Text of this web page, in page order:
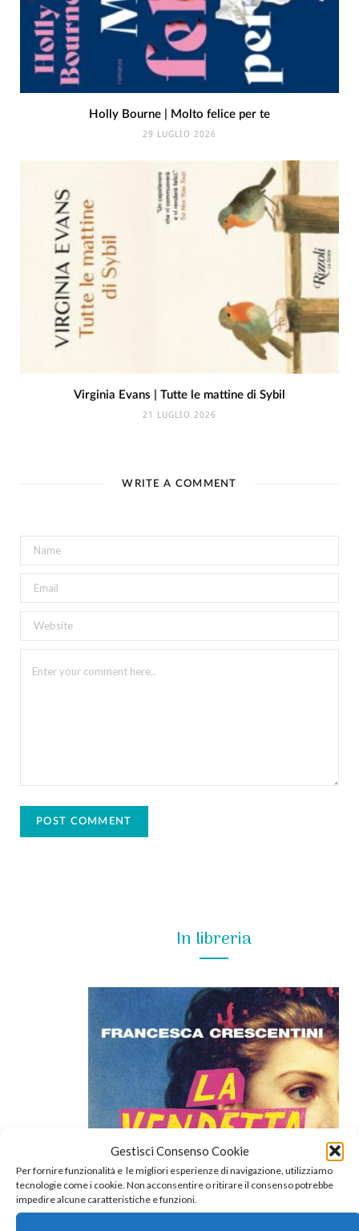
Gestisci Consenso Cookie
Per fornire funzionalità e le migliori esperienze di navigazione, utilizziamo
tecnologie come i cookie. Non acconsentire o ritirare il consenso potrebbe
impedire alcune caratteristiche e funzioni.
Holly Bourne | Molto felice per te
29 LUGLIO 2026
Virginia Evans | Tutte le mattine di Sybil
21 LUGLIO 2026
WRITE A COMMENT
In libreria